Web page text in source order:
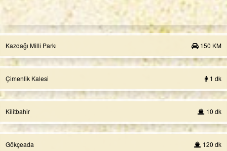
Kazdağı Milli Parkı 150 KM
Çimenlik Kalesi 1 dk
Kilitbahir 10 dk
Gökçeada 120 dk